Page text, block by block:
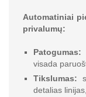
Automatiniai
privalumų:
Patogumas:
visada
Tikslumas:
detalias